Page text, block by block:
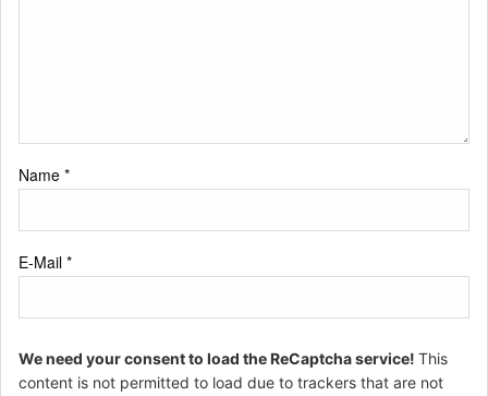
Name *
E-Mail *
We need your consent to load the ReCaptcha service! This
content is not permitted to load due to trackers that are not